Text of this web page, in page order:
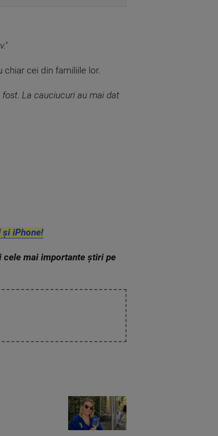
cei din familiile lor.
La cauciucuri au mai dat
și iPhone!
mai importante știri pe